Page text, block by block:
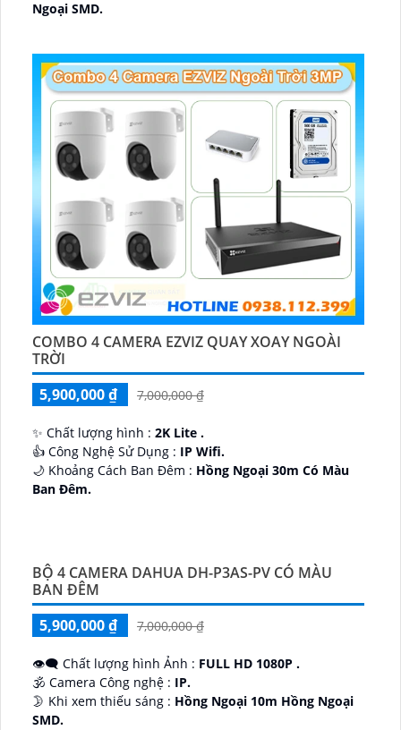
Ngoại SMD.
COMBO 4 CAMERA EZVIZ QUAY XOAY NGOÀI
TRỜI
5,900,000 ₫
7,000,000 ₫
✨ Chất lượng hình : 2K Lite .
👍 Công Nghệ Sử Dụng : IP Wifi.
🌙 Khoảng Cách Ban Đêm : Hồng Ngoại 30m Có Màu
Ban Ðêm.
BỘ 4 CAMERA DAHUA DH-P3AS-PV CÓ MÀU
BAN ĐÊM
5,900,000 ₫
7,000,000 ₫
👁️‍🗨 Chất lượng hình Ảnh : FULL HD 1080P .
🕉️ Camera Công nghệ : IP.
🌛 Khi xem thiếu sáng : Hồng Ngoại 10m Hồng Ngoại
SMD.